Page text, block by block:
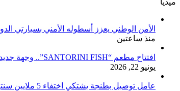
ميديا
الأمن الوطني يعزز أسطوله الأمني بسيارتي
منذ ساعتين
افتتاح مطعم “SANTORINI FISH”.. وجهة جديدة لعشاق السمك والمأكولات البحرية بطنجة
يونيو 22, 2026
عامل توصيل بطنجة يشتكي اختفاء 5 ملايين سنتيم من حسابه البنكي